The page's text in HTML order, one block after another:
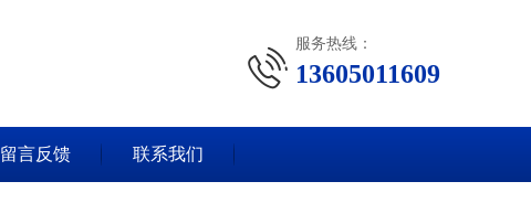
服务热线：
13605011609
留言反馈 联系我们